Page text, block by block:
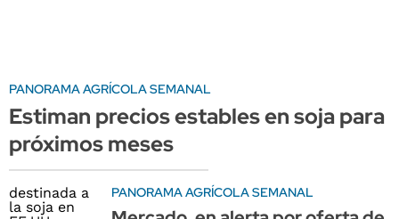
PANORAMA AGRÍCOLA SEMANAL
Estiman precios estables en soja para
próximos meses
PANORAMA AGRÍCOLA SEMANAL